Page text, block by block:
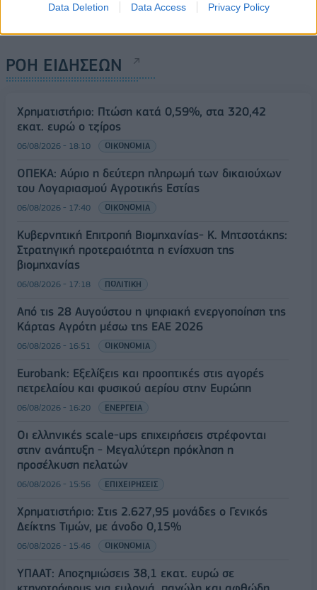
Data Deletion Data Access Privacy Policy
ΡΟΗ ΕΙΔΗΣΕΩΝ
Χρηματιστήριο: Πτώση κατά 0,59%, στα 320,42
εκατ. ευρώ ο τζίρος
06/08/2026 - 18:10 ΟΙΚΟΝΟΜΙΑ
ΟΠΕΚΑ: Αύριο η δεύτερη πληρωμή των δικαιούχων
του Λογαριασμού Αγροτικής Εστίας
06/08/2026 - 17:40 ΟΙΚΟΝΟΜΙΑ
Κυβερνητική Επιτροπή Βιομηχανίας- Κ. Μητσοτάκης:
Στρατηγική προτεραιότητα η ενίσχυση της
βιομηχανίας
06/08/2026 - 17:18 ΠΟΛΙΤΙΚΗ
Από τις 28 Αυγούστου η ψηφιακή ενεργοποίηση της
Κάρτας Αγρότη μέσω της ΕΑΕ 2026
06/08/2026 - 16:51 ΟΙΚΟΝΟΜΙΑ
Eurobank: Εξελίξεις και προοπτικές στις αγορές
πετρελαίου και φυσικού αερίου στην Ευρώπη
06/08/2026 - 16:20 ΕΝΕΡΓΕΙΑ
Οι ελληνικές scale-ups επιχειρήσεις στρέφονται
στην ανάπτυξη - Μεγαλύτερη πρόκληση η
προσέλκυση πελατών
06/08/2026 - 15:56 ΕΠΙΧΕΙΡΗΣΕΙΣ
Χρηματιστήριο: Στις 2.627,95 μονάδες ο Γενικός
Δείκτης Τιμών, με άνοδο 0,15%
06/08/2026 - 15:46 ΟΙΚΟΝΟΜΙΑ
ΥΠΑΑΤ: Αποζημιώσεις 38,1 εκατ. ευρώ σε